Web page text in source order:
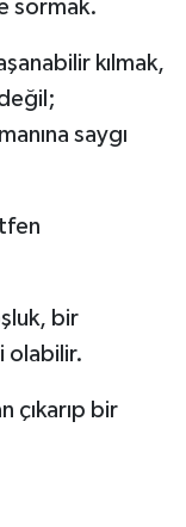
sormak.
kılmak,
saygı
bir
olabilir.
çıkarıp bir